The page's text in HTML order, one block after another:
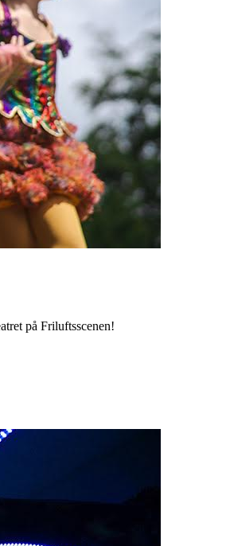
på Friluftsscenen!